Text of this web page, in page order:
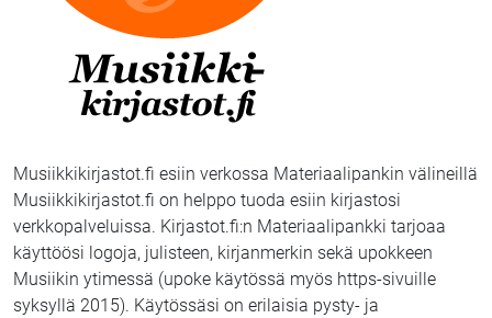
Musiikkikirjastot.fi esiin verkossa Materiaalipankin välineillä
Musiikkikirjastot.fi on helppo tuoda esiin kirjastosi
verkkopalveluissa. Kirjastot.fi:n Materiaalipankki tarjoaa
käyttöösi logoja, julisteen, kirjanmerkin sekä upokkeen
Musiikin ytimessä (upoke käytössä myös https-sivuille
syksyllä 2015). Käytössäsi on erilaisia pysty- ja